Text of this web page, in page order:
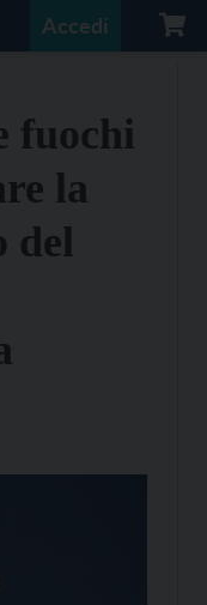
Accedi
fuochi
la
del